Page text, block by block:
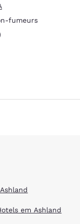
fumeurs
physique194 avaliações
em Ashland